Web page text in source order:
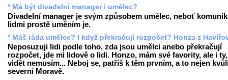
* Má být divadelní manager i umělec?
Divadelní manager je svým způsobem umělec, neboť
lidmi prostě uměním je.
* Máš ráda umělce? I když překračují rozpočet? Honza z
Neposuzuji lidi podle toho, zda jsou umělci anebo překračují
rozpočet, jde mi lidově o lidi. Honzo, mám své favority, ale i
vidět nemusím... Neboj se, patříš k těm prvním, a to nejen
severní Moravě.